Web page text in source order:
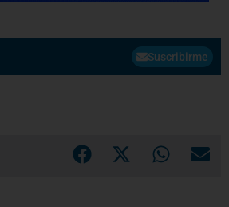
Suscribirme